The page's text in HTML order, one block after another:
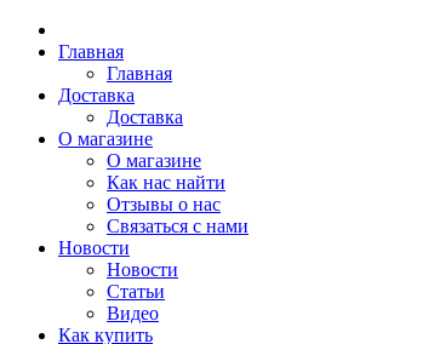
Главная
Главная
Доставка
Доставка
О магазине
О магазине
Как нас найти
Отзывы о нас
Связаться с нами
Новости
Новости
Статьи
Видео
Как купить